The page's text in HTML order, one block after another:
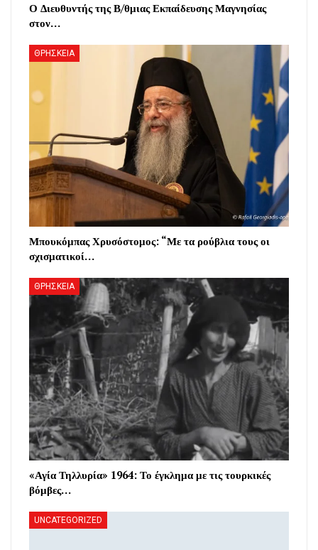
Ο Διευθυντής της Β/θμιας Εκπαίδευσης Μαγνησίας
στον…
ΘΡΗΣΚΕΙΑ
Μπουκόμπας Χρυσόστομος: “Με τα ρούβλια τους οι
σχισματικοί…
ΘΡΗΣΚΕΙΑ
«Αγία Τηλλυρία» 1964: Το έγκλημα με τις τουρκικές
βόμβες…
UNCATEGORIZED